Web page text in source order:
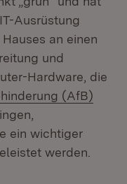
Ausrüstung
an einen
und
Hardware, die
(AfB)
neuem Fenster)
ein wichtiger
in neuem
werden.